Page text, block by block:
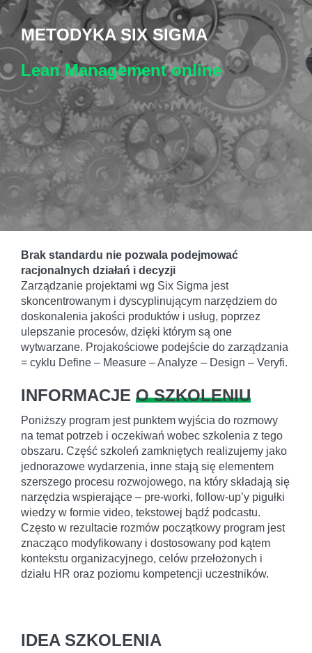
METODYKA SIX SIGMA
Lean Management online
Brak standardu nie pozwala podejmować
racjonalnych działań i decyzji
Zarządzanie projektami wg Six Sigma jest
skoncentrowanym i dyscyplinującym narzędziem do
doskonalenia jakości produktów i usług, poprzez
ulepszanie procesów, dzięki którym są one
wytwarzane. Projakościowe podejście do zarządzania
= cyklu Define – Measure – Analyze – Design – Veryfi.
INFORMACJE O SZKOLENIU
Poniższy program jest punktem wyjścia do rozmowy
na temat potrzeb i oczekiwań wobec szkolenia z tego
obszaru. Część szkoleń zamkniętych realizujemy jako
jednorazowe wydarzenia, inne stają się elementem
szerszego procesu rozwojowego, na który składają się
narzędzia wspierające – pre-worki, follow-up’y pigułki
wiedzy w formie video, tekstowej bądź podcastu.
Często w rezultacie rozmów początkowy program jest
znacząco modyfikowany i dostosowany pod kątem
kontekstu organizacyjnego, celów przełożonych i
działu HR oraz poziomu kompetencji uczestników.
IDEA SZKOLENIA